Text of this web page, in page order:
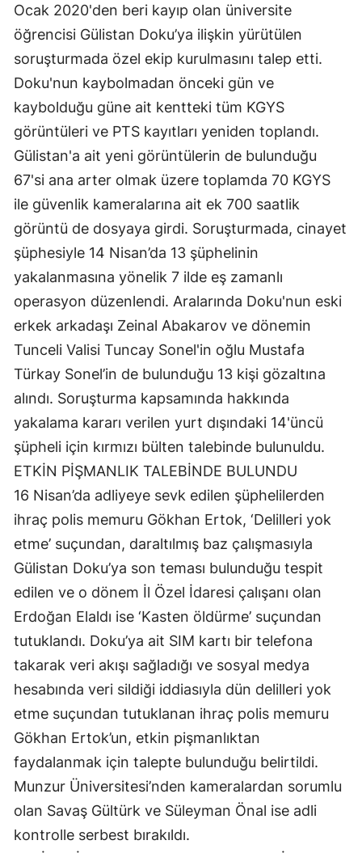
Gümüşhane
Hakkari
Hatay
Isparta
Mersin
İstanbul
Kars
Kastamonu
Kayseri
Kırklareli
Kırşehir
Kocaeli
Konya
Kütahya
Malatya
Manisa
Kahramanmaraş
Mardin
Muğla
Muş
Nevşehir
Niğde
Ordu
Rize
Sakarya
Ocak 2020'den beri kayıp olan üniversite
öğrencisi Gülistan Doku’ya ilişkin yürütülen
soruşturmada özel ekip kurulmasını talep etti.
Doku'nun kaybolmadan önceki gün ve
kaybolduğu güne ait kentteki tüm KGYS
görüntüleri ve PTS kayıtları yeniden toplandı.
Gülistan'a ait yeni görüntülerin de bulunduğu
67'si ana arter olmak üzere toplamda 70 KGYS
ile güvenlik kameralarına ait ek 700 saatlik
görüntü de dosyaya girdi. Soruşturmada, cinayet
şüphesiyle 14 Nisan’da 13 şüphelinin
yakalanmasına yönelik 7 ilde eş zamanlı
operasyon düzenlendi. Aralarında Doku'nun eski
erkek arkadaşı Zeinal Abakarov ve dönemin
Tunceli Valisi Tuncay Sonel'in oğlu Mustafa
Türkay Sonel’in de bulunduğu 13 kişi gözaltına
alındı. Soruşturma kapsamında hakkında
yakalama kararı verilen yurt dışındaki 14'üncü
şüpheli için kırmızı bülten talebinde bulunuldu.
ETKİN PİŞMANLIK TALEBİNDE BULUNDU
16 Nisan’da adliyeye sevk edilen şüphelilerden
ihraç polis memuru Gökhan Ertok, ‘Delilleri yok
etme’ suçundan, daraltılmış baz çalışmasıyla
Gülistan Doku’ya son teması bulunduğu tespit
edilen ve o dönem İl Özel İdaresi çalışanı olan
Erdoğan Elaldı ise ‘Kasten öldürme’ suçundan
tutuklandı. Doku’ya ait SIM kartı bir telefona
takarak veri akışı sağladığı ve sosyal medya
hesabında veri sildiği iddiasıyla dün delilleri yok
etme suçundan tutuklanan ihraç polis memuru
Gökhan Ertok’un, etkin pişmanlıktan
faydalanmak için talepte bulunduğu belirtildi.
Munzur Üniversitesi’nden kameralardan sorumlu
olan Savaş Gültürk ve Süleyman Önal ise adli
kontrolle serbest bırakıldı.